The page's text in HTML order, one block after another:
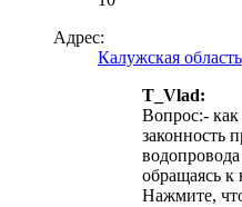
Адрес:
Калужская область
T_Vlad:
Вопрос:- как
законность
обращаясь к
Нажмите,